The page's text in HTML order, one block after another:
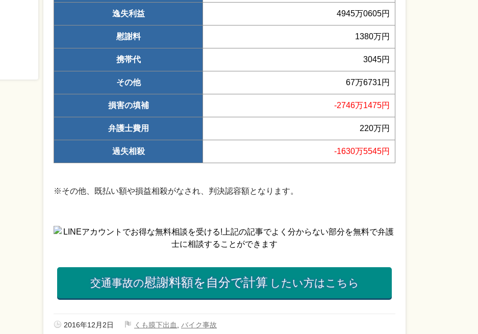
逸失利益 4945万0605円
慰謝料 1380万円
携帯代 3045円
その他 67万6731円
損害の填補 -2746万1475円
弁護士費用 220万円
過失相殺 -1630万5545円
※その他、既払い額や損益相殺がなされ、判決認容額となります。
交通事故の慰謝料額を自分で計算 したい方はこちら
2016年12月2日 くも膜下出血 バイク事故